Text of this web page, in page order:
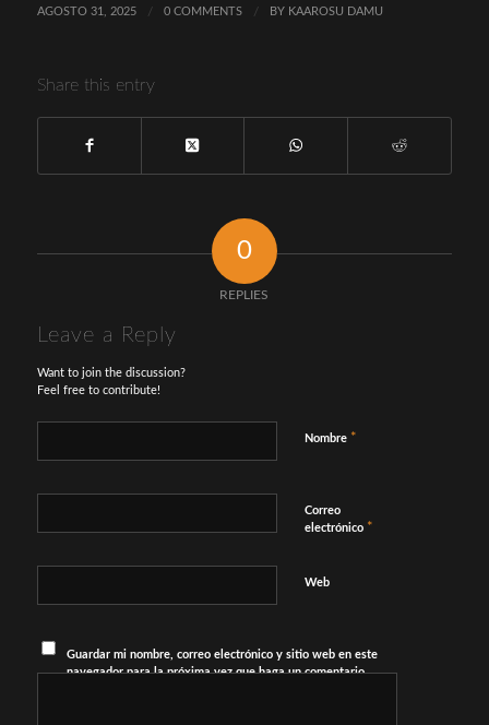
AGOSTO 31, 2025 / 0 COMMENTS / BY KAAROSU DAMU
Share this entry
0
REPLIES
Leave a Reply
Want to join the discussion?
Feel free to contribute!
Nombre *
Correo
electrónico *
Web
Guardar mi nombre, correo electrónico y sitio web en este
navegador para la próxima vez que haga un comentario.